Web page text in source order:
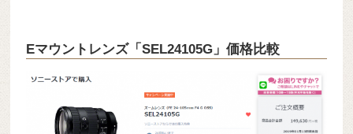
Eマウントレンズ「SEL24105G」価格比較